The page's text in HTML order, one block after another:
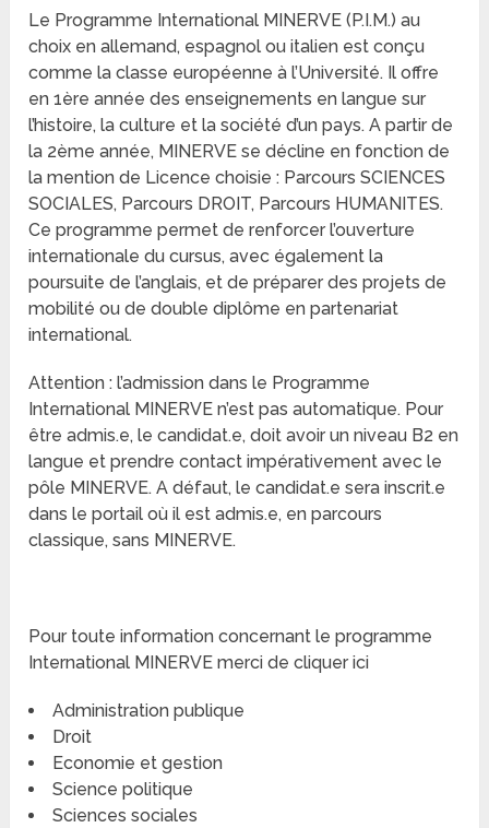
Le Programme International MINERVE (P.I.M.) au
choix en allemand, espagnol ou italien est conçu
comme la classe européenne à l’Université. Il offre
en 1ère année des enseignements en langue sur
l’histoire, la culture et la société d’un pays. A partir de
la 2ème année, MINERVE se décline en fonction de
la mention de Licence choisie : Parcours SCIENCES
SOCIALES, Parcours DROIT, Parcours HUMANITES.
Ce programme permet de renforcer l’ouverture
internationale du cursus, avec également la
poursuite de l’anglais, et de préparer des projets de
mobilité ou de double diplôme en partenariat
international.
Attention : l’admission dans le Programme
International MINERVE n’est pas automatique. Pour
être admis.e, le candidat.e, doit avoir un niveau B2 en
langue et prendre contact impérativement avec le
pôle MINERVE. A défaut, le candidat.e sera inscrit.e
dans le portail où il est admis.e, en parcours
classique, sans MINERVE.
Pour toute information concernant le programme
International MINERVE merci de cliquer ici
Administration publique
Droit
Economie et gestion
Science politique
Sciences sociales